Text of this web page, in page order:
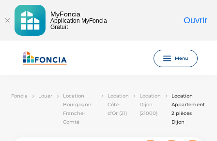
MyFoncia
Application MyFoncia
Gratuit
Ouvrir
Menu
Foncia Louer
Location
Bourgogne-
Franche-
Comté
Location
Côte-
d'Or (21)
Location
Dijon
(21000)
Location
Appartement
2 pièces
Dijon